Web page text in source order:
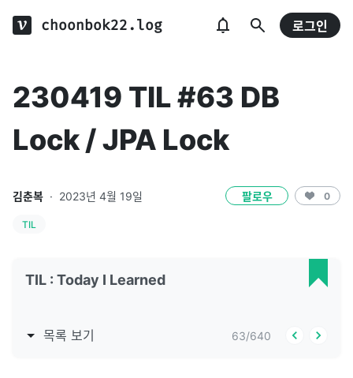
choonbok22.log 로그인
230419 TIL #63 DB
Lock / JPA Lock
김춘복 · 2023년 4월 19일 팔로우 0
TIL
TIL : Today I Learned
목록 보기 63/640